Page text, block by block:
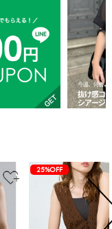
25%OFF